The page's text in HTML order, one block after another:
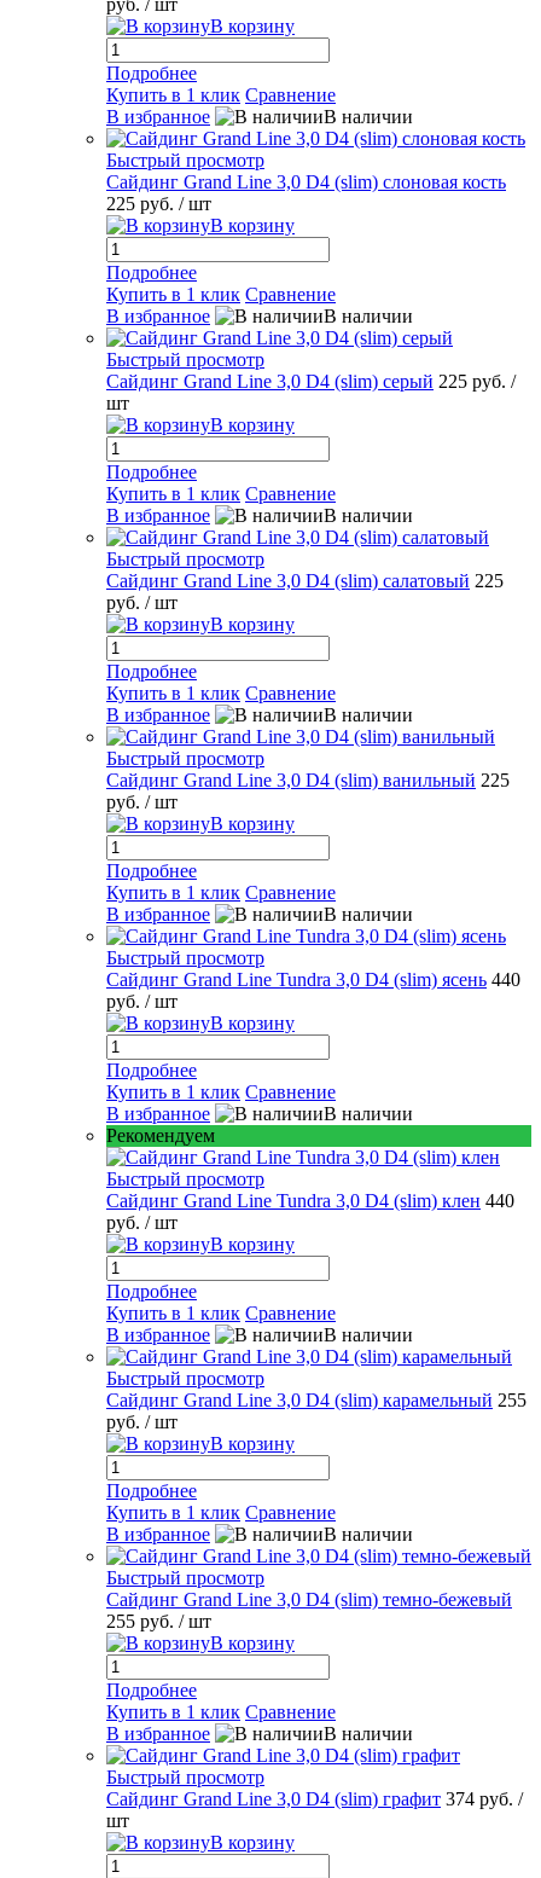
руб. / шт
В корзину
Подробнее
Купить в 1 клик Сравнение
В избранное
В наличии
Быстрый просмотр
Сайдинг Grand Line 3,0 D4 (slim) слоновая кость
225 руб. / шт
В корзину
Подробнее
Купить в 1 клик Сравнение
В избранное
В наличии
Быстрый просмотр
Сайдинг Grand Line 3,0 D4 (slim) серый 225 руб. /
шт
В корзину
Подробнее
Купить в 1 клик Сравнение
В избранное
В наличии
Быстрый просмотр
Сайдинг Grand Line 3,0 D4 (slim) салатовый 225
руб. / шт
В корзину
Подробнее
Купить в 1 клик Сравнение
В избранное
В наличии
Быстрый просмотр
Сайдинг Grand Line 3,0 D4 (slim) ванильный 225
руб. / шт
В корзину
Подробнее
Купить в 1 клик Сравнение
В избранное
В наличии
Быстрый просмотр
Сайдинг Grand Line Tundra 3,0 D4 (slim) ясень 440
руб. / шт
В корзину
Подробнее
Купить в 1 клик Сравнение
В избранное
В наличии
Рекомендуем
Быстрый просмотр
Сайдинг Grand Line Tundra 3,0 D4 (slim) клен 440
руб. / шт
В корзину
Подробнее
Купить в 1 клик Сравнение
В избранное
В наличии
Быстрый просмотр
Сайдинг Grand Line 3,0 D4 (slim) карамельный 255
руб. / шт
В корзину
Подробнее
Купить в 1 клик Сравнение
В избранное
В наличии
Быстрый просмотр
Сайдинг Grand Line 3,0 D4 (slim) темно-бежевый
255 руб. / шт
В корзину
Подробнее
Купить в 1 клик Сравнение
В избранное
В наличии
Быстрый просмотр
Сайдинг Grand Line 3,0 D4 (slim) графит 374 руб. /
шт
В корзину